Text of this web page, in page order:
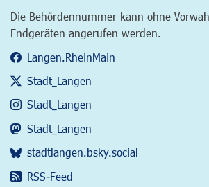
Die Behördennummer kann ohne
Endgeräten angerufen werden.
Langen.RheinMain
Stadt_Langen
Stadt_Langen
Stadt_Langen
stadtlangen.bsky.social
RSS-Feed